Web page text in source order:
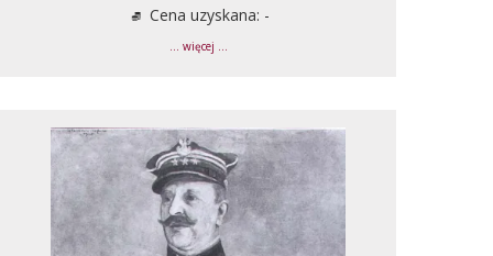
Cena uzyskana: -
... więcej ...